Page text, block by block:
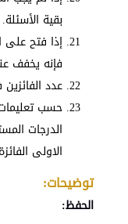
بقية الأسئلة.
إذا فتح على
فإنه يخفف
عدد
حسب
الدرجات
الاولى الفائزة عن (85%) وإلا
توضيحات:
الحفظ: